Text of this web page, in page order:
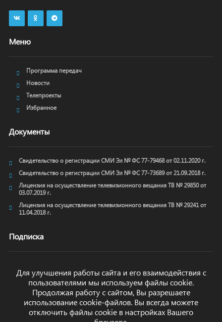
Меню
Программа передач
Новости
Телепроекты
Избранное
Документы
Свидетельство о регистрации СМИ Эл № ФС 77-79468 от 02.11.2020 г.
Свидетельство о регистрации СМИ Эл № ФС 77-73689 от 21.09.2018 г.
Лицензия на осуществление телевизионного вещания ТВ № 29850 от
03.07.2019 г.
Лицензия на осуществление телевизионного вещания ТВ № 29241 от
11.04.2018 г.
Подписка
ОТПРАВИТЬ
Для улучшения работы сайта и его взаимодействия с
пользователями мы используем файлы cookie.
Продолжая работу с сайтом, Вы разрешаете
использование cookie-файлов. Вы всегда можете
отключить файлы cookie в настройках Вашего